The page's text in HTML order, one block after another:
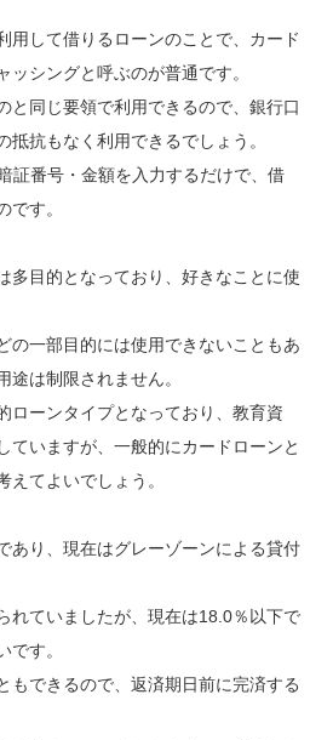
用して借りるローンのことで、カード
ッシングと呼ぶのが普通です。
と同じ要領で利用できるので、銀行口
抵抗もなく利用できるでしょう。
証番号・金額を入力するだけで、借
です。
多目的となっており、好きなことに使
の一部目的には使用できないこともあ
途は制限されません。
ローンタイプとなっており、教育資
ていますが、一般的にカードローンと
えてよいでしょう。
あり、現在はグレーゾーンによる貸付
れていましたが、現在は18.0％以下で
です。
もできるので、返済期日前に完済する